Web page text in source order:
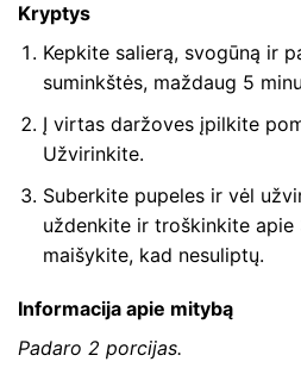
Kryptys
Kepkite salierą, svogūną ir
suminkštės, maždaug 5
Į virtas daržoves įpilkite
Užvirinkite.
Suberkite pupeles ir vėl
uždenkite ir troškinkite apie
maišykite, kad nesuliptų.
Informacija apie mitybą
Padaro 2 porcijas.